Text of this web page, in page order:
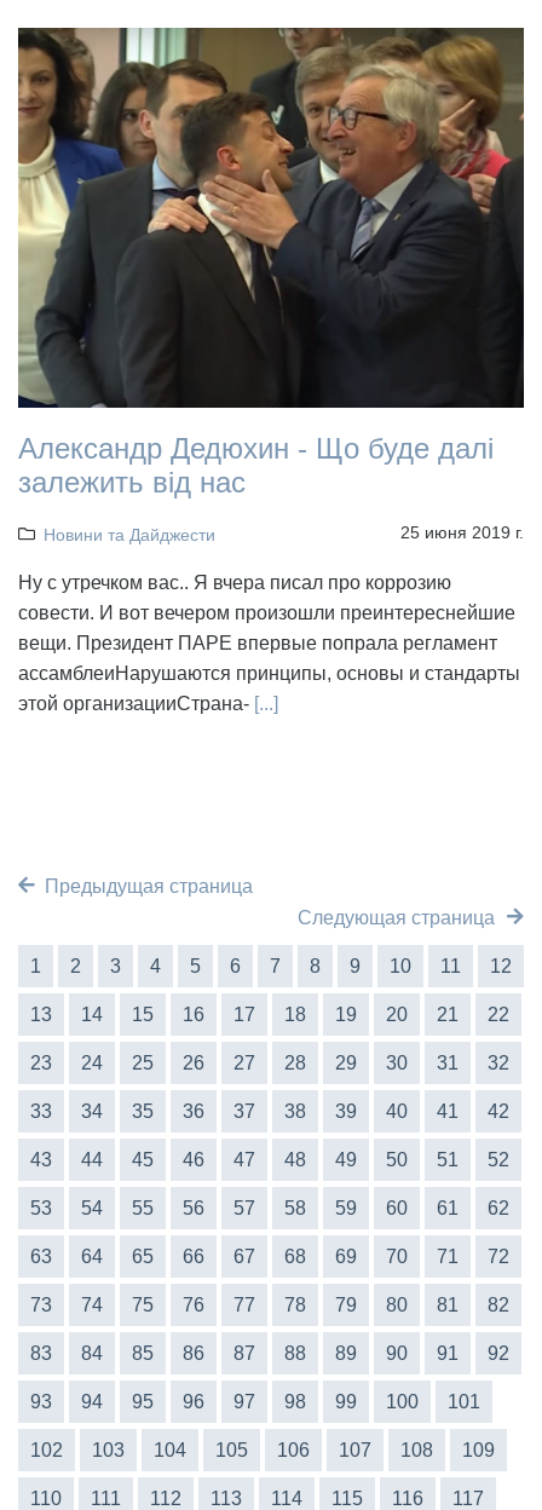
Александр Дедюхин - Що буде далі
залежить від нас
Новини та Дайджести 25 июня 2019 г.
Ну с утречком вас.. Я вчера писал про коррозию
совести. И вот вечером произошли преинтереснейшие
вещи. Президент ПАРЕ впервые попрала регламент
ассамблеиНарушаются принципы, основы и стандарты
этой организацииСтрана- [...]
Предыдущая страница
Следующая страница
1 2 3 4 5 6 7 8 9 10 11 12
13 14 15 16 17 18 19 20 21 22
23 24 25 26 27 28 29 30 31 32
33 34 35 36 37 38 39 40 41 42
43 44 45 46 47 48 49 50 51 52
53 54 55 56 57 58 59 60 61 62
63 64 65 66 67 68 69 70 71 72
73 74 75 76 77 78 79 80 81 82
83 84 85 86 87 88 89 90 91 92
93 94 95 96 97 98 99 100 101
102 103 104 105 106 107 108 109
110 111 112 113 114 115 116 117